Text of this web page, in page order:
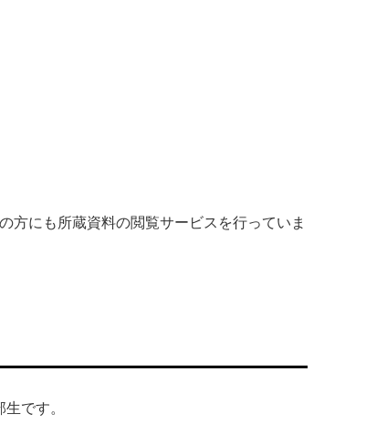
方にも所蔵資料の閲覧サービスを行っていま
です。